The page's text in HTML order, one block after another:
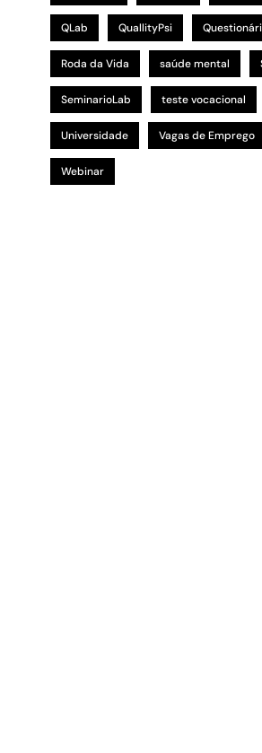
QLab QuallityPsi
Roda da Vida saúde mental
SeminarioLab teste vocacional
Universidade Vagas de Emprego
Webinar